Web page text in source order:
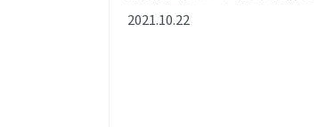
2021.10.22